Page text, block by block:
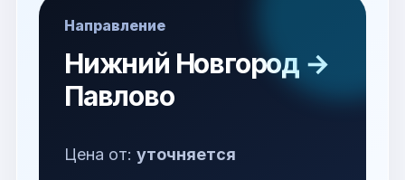
Направление
Нижний Новгород →
Павлово
Цена от: уточняется